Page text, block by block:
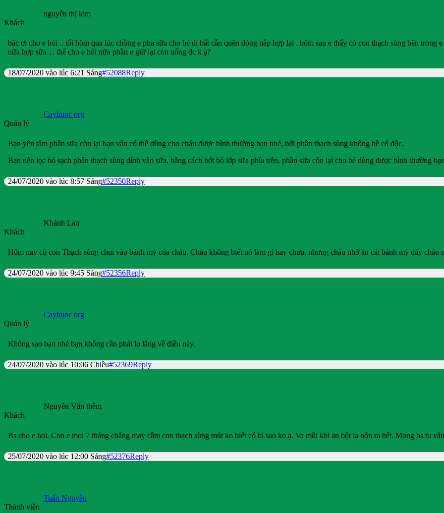
nguyễn thị kim
Khách
bác ơi cho e hỏi .. tối hôm qua lúc chồng e pha sữa cho bé di bất cẫn quên đóng nắp hợp lại . hôm sau e thấy có con thạch sùng bên trong
nữa hợp sữa… thế cho e hỏi nữa phần e giữ lại còn uống đc k ạ?
18/07/2020 vào lúc 6:21 Sáng#52088Reply
Cayhuoc org
Quản lý
Bạn yên tâm phần sữa còn lại bạn vẫn có thể dùng cho cháu được bình thường bạn nhé, bởi phân thạch sùng không hề có độc.
Bạn nên lọc bỏ sạch phân thạch sùng dính vào sữa, bằng cách hớt bỏ lớp sữa phía trên, phần sữa còn lại cho bé dùng được bình thường
24/07/2020 vào lúc 8:57 Sáng#52350Reply
Khánh Lan
Khách
Hôm nay có con Thạch sùng chui vào bánh mỳ của cháu. Cháu không biết nó làm gì hay chưa, nhưng cháu nhỡ ăn cái bánh mỳ đấy cháu
24/07/2020 vào lúc 9:45 Sáng#52356Reply
Cayhuoc org
Quản lý
Không sao bạn nhé bạn không cần phải lo lắng về điều này.
24/07/2020 vào lúc 10:06 Chiều#52369Reply
Nguyễn Văn thêm
Khách
Bs cho e hoi. Con e moi 7 tháng chẳng may cầm con thạch sùng mút ko biết có bi sao ko ạ. Va mỗi khi an bột la nôn ra hết. Mong bs tu vấn
25/07/2020 vào lúc 12:00 Sáng#52376Reply
Tuấn Nguyễn
Thành viên